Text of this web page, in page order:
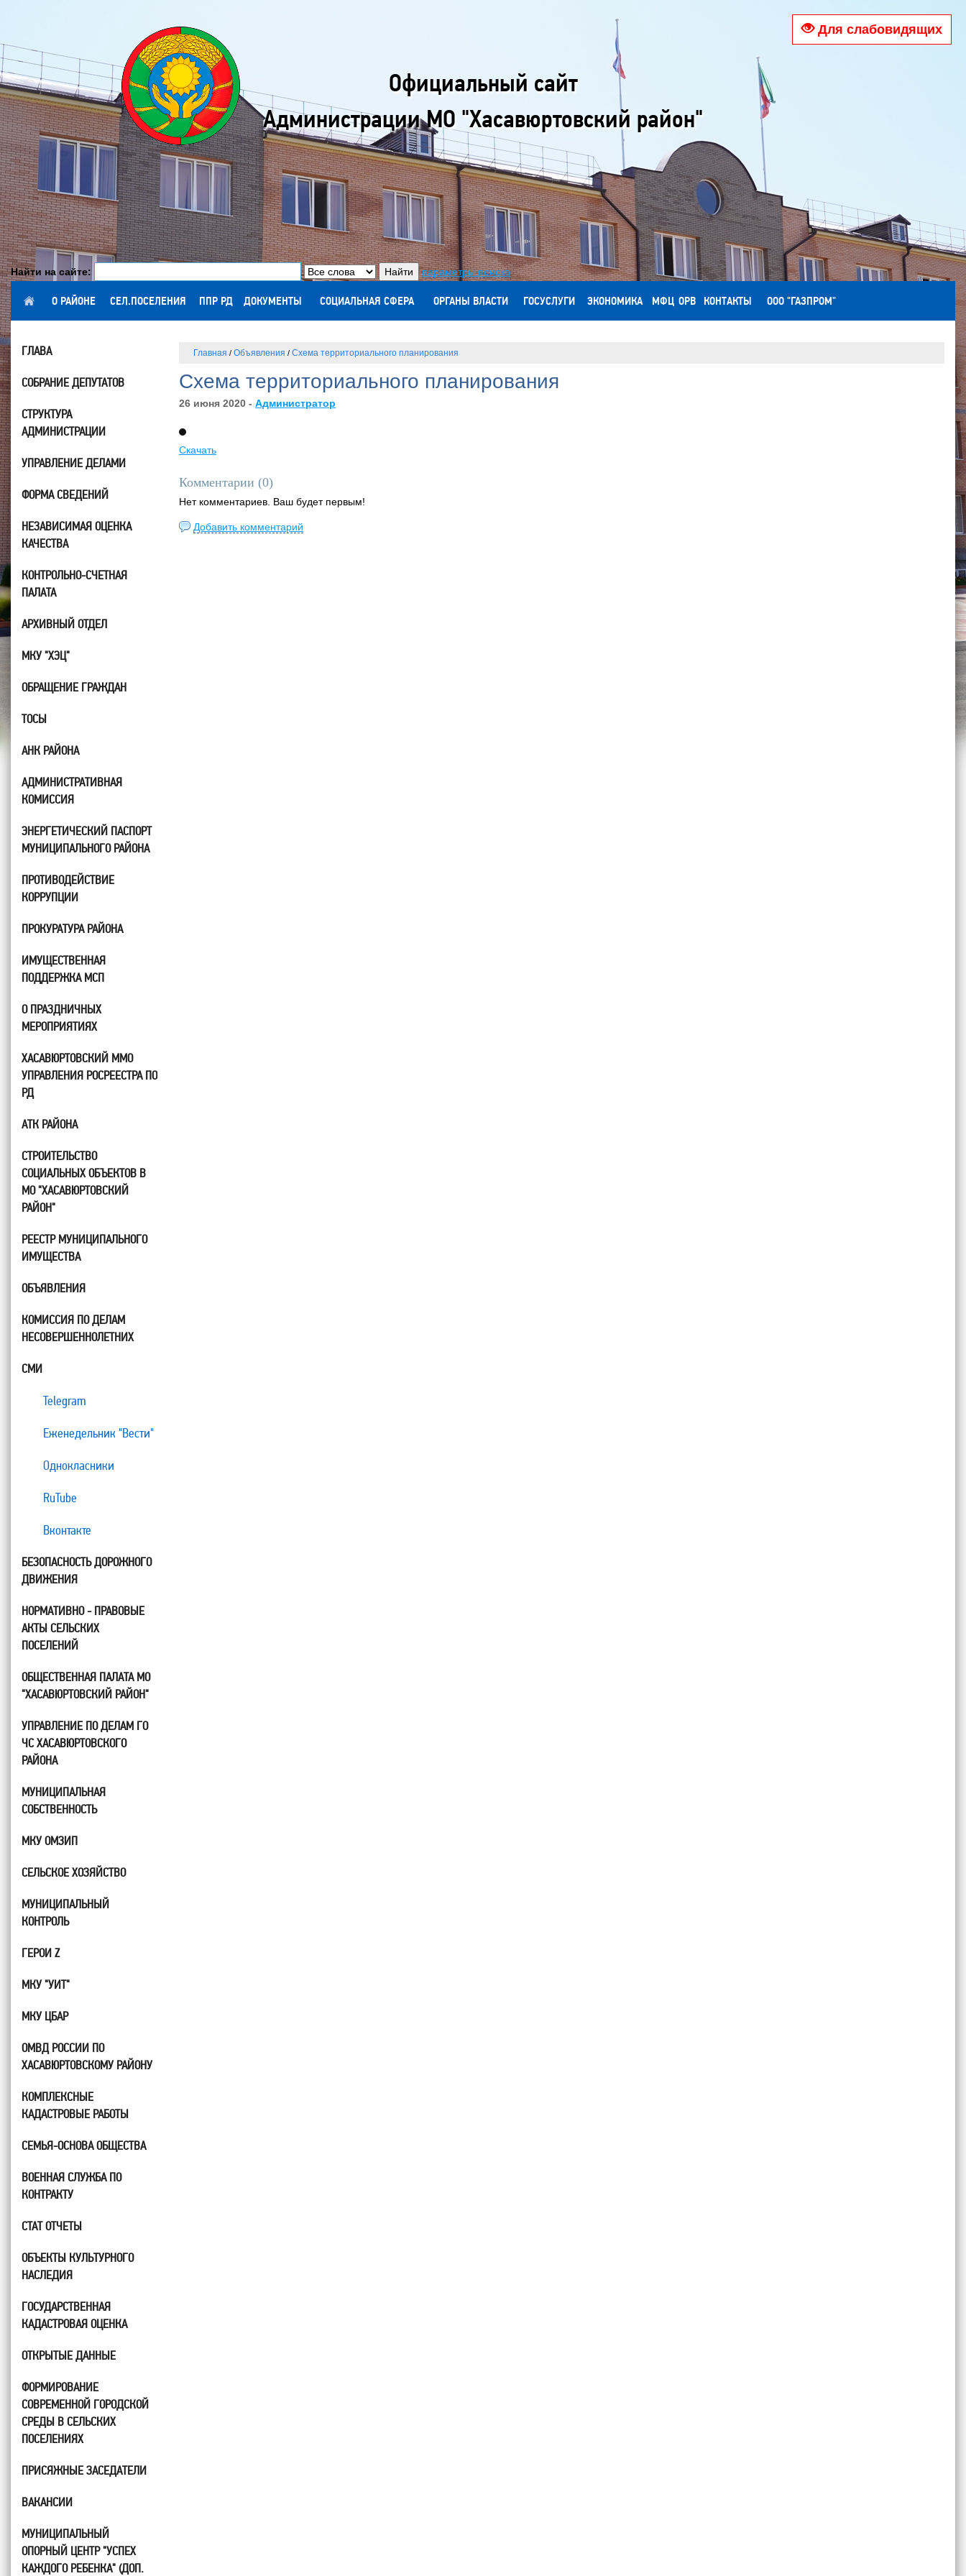
Для слабовидящих
Официальный сайт
Администрации МО "Хасавюртовский район"
Найти на сайте: параметры поиска
ГЛАВНАЯ О РАЙОНЕ СЕЛ.ПОСЕЛЕНИЯ ППР РД ДОКУМЕНТЫ СОЦИАЛЬНАЯ СФЕРА ОРГАНЫ ВЛАСТИ ГОСУСЛУГИ ЭКОНОМИКА МФЦ ОРВ КОНТАКТЫ ООО "ГАЗПРОМ"
Главная / Объявления / Схема территориального планирования
Схема территориального планирования
26 июня 2020 - Администратор
Скачать
Комментарии (0)
Нет комментариев. Ваш будет первым!
Добавить комментарий
ГЛАВА
СОБРАНИЕ ДЕПУТАТОВ
СТРУКТУРА
АДМИНИСТРАЦИИ
УПРАВЛЕНИЕ ДЕЛАМИ
ФОРМА СВЕДЕНИЙ
НЕЗАВИСИМАЯ ОЦЕНКА
КАЧЕСТВА
КОНТРОЛЬНО-СЧЕТНАЯ
ПАЛАТА
АРХИВНЫЙ ОТДЕЛ
МКУ "ХЭЦ"
ОБРАЩЕНИЕ ГРАЖДАН
ТОСЫ
АНК РАЙОНА
АДМИНИСТРАТИВНАЯ
КОМИССИЯ
ЭНЕРГЕТИЧЕСКИЙ ПАСПОРТ
МУНИЦИПАЛЬНОГО РАЙОНА
ПРОТИВОДЕЙСТВИЕ
КОРРУПЦИИ
ПРОКУРАТУРА РАЙОНА
ИМУЩЕСТВЕННАЯ
ПОДДЕРЖКА МСП
О ПРАЗДНИЧНЫХ
МЕРОПРИЯТИЯХ
ХАСАВЮРТОВСКИЙ ММО
УПРАВЛЕНИЯ РОСРЕЕСТРА ПО
РД
АТК РАЙОНА
СТРОИТЕЛЬСТВО
СОЦИАЛЬНЫХ ОБЪЕКТОВ В
МО "ХАСАВЮРТОВСКИЙ
РАЙОН"
РЕЕСТР МУНИЦИПАЛЬНОГО
ИМУЩЕСТВА
ОБЪЯВЛЕНИЯ
КОМИССИЯ ПО ДЕЛАМ
НЕСОВЕРШЕННОЛЕТНИХ
СМИ
Telegram
Еженедельник "Вести"
Однокласники
RuTube
Вконтакте
БЕЗОПАСНОСТЬ ДОРОЖНОГО
ДВИЖЕНИЯ
НОРМАТИВНО - ПРАВОВЫЕ
АКТЫ СЕЛЬСКИХ
ПОСЕЛЕНИЙ
ОБЩЕСТВЕННАЯ ПАЛАТА МО
"ХАСАВЮРТОВСКИЙ РАЙОН"
УПРАВЛЕНИЕ ПО ДЕЛАМ ГО
ЧС ХАСАВЮРТОВСКОГО
РАЙОНА
МУНИЦИПАЛЬНАЯ
СОБСТВЕННОСТЬ
МКУ ОМЗИП
СЕЛЬСКОЕ ХОЗЯЙСТВО
МУНИЦИПАЛЬНЫЙ
КОНТРОЛЬ
ГЕРОИ Z
МКУ "УИТ"
МКУ ЦБАР
ОМВД РОССИИ ПО
ХАСАВЮРТОВСКОМУ РАЙОНУ
КОМПЛЕКСНЫЕ
КАДАСТРОВЫЕ РАБОТЫ
СЕМЬЯ-ОСНОВА ОБЩЕСТВА
ВОЕННАЯ СЛУЖБА ПО
КОНТРАКТУ
СТАТ ОТЧЕТЫ
ОБЪЕКТЫ КУЛЬТУРНОГО
НАСЛЕДИЯ
ГОСУДАРСТВЕННАЯ
КАДАСТРОВАЯ ОЦЕНКА
ОТКРЫТЫЕ ДАННЫЕ
ФОРМИРОВАНИЕ
СОВРЕМЕННОЙ ГОРОДСКОЙ
СРЕДЫ В СЕЛЬСКИХ
ПОСЕЛЕНИЯХ
ПРИСЯЖНЫЕ ЗАСЕДАТЕЛИ
ВАКАНСИИ
МУНИЦИПАЛЬНЫЙ
ОПОРНЫЙ ЦЕНТР "УСПЕХ
КАЖДОГО РЕБЕНКА" (ДОП.